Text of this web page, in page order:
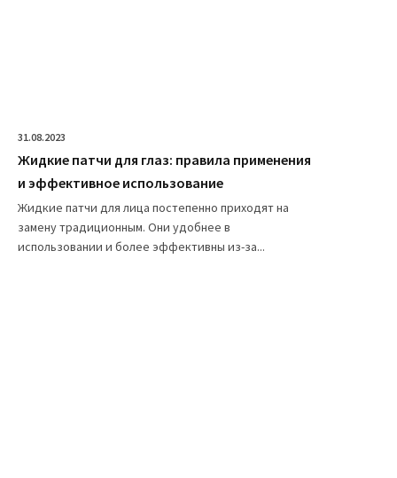
31.08.2023
Жидкие патчи для глаз: правила применения
и эффективное использование
Жидкие патчи для лица постепенно приходят на
замену традиционным. Они удобнее в
использовании и более эффективны из-за...